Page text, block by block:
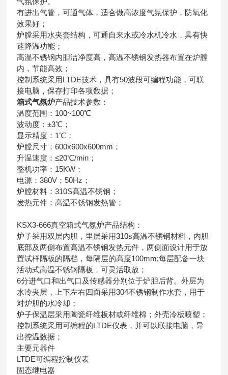
有进出气管，可通气体，适合做高浓度气氛保护，防氧化
效果好；
炉膛采用水夹套结构，可通自来水或冷水机冷水，具有快
速降温功能；
高温不锈钢内胆洁净度高，高温不锈钢发热器布置在炉膛
内，节能高效；
控制系统采用LTDE技术，具有50波段可编程功能，可联
接电脑，保存打印各项数据；
箱式气氛炉产品技术参数：
温度范围：100~100℃
波动度：±3℃；
显示精度：1℃；
炉膛尺寸：600x600x600mm；
升温速度：≤20℃/min；
整机功率：15KW；
电源：380V；50Hz；
炉膛材料：310S高温不锈钢；
发热元件：高温不锈钢发热管；
KSX3-666真空箱式气氛炉产品结构：
炉子采用双层内胆，里层采用310s高温不锈钢材料，内胆
底部及两侧布置高温不锈钢发热元件，两侧面设计用于放
置试样隔板的隔档，每隔层的高度100mm;每层配备一块
活动式高温不锈钢隔板，可灵活取放；
6分进气口和出气口及传感器分别位于炉胆后背。外层为
水冷夹层，上下左右四面采用304不锈钢制作水套，用于
对炉胆的水冷却；
炉子保温层采用陶瓷纤维板材或纤维棉；外壳冷板喷塑；
控制系统采用可编程的LTDE仪表，并可以联接电脑，导
出控温数据；
主要元器件
LTDE可编程控制仪表
固态继电器